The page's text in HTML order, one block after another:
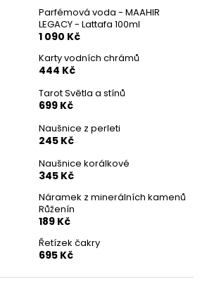
Parfémová voda - MAAHIR
LEGACY - Lattafa 100ml
1 090 Kč
Karty vodních chrámů
444 Kč
Tarot Světla a stínů
699 Kč
Naušnice z perleti
245 Kč
Naušnice korálkové
345 Kč
Náramek z minerálních kamenů
Růženín
189 Kč
Řetízek čakry
695 Kč